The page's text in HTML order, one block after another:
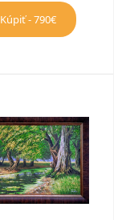
Kúpiť - 790€